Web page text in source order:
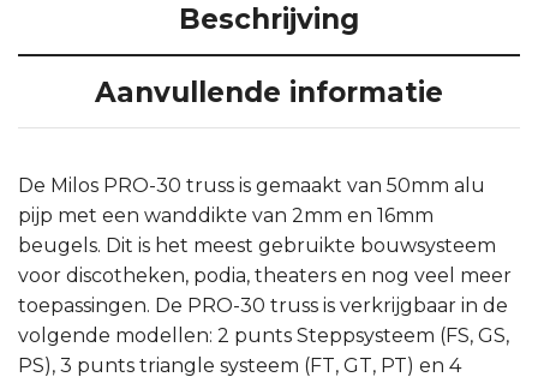
Beschrijving
Aanvullende informatie
De Milos PRO-30 truss is gemaakt van 50mm alu
pijp met een wanddikte van 2mm en 16mm
beugels. Dit is het meest gebruikte bouwsysteem
voor discotheken, podia, theaters en nog veel meer
toepassingen. De PRO-30 truss is verkrijgbaar in de
volgende modellen: 2 punts Steppsysteem (FS, GS,
PS), 3 punts triangle systeem (FT, GT, PT) en 4